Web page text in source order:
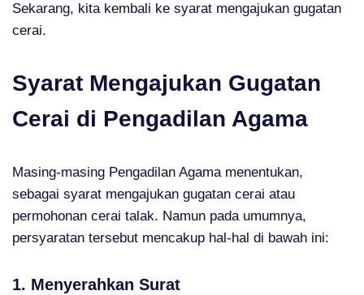
Sekarang, kita kembali ke syarat mengajukan gugatan
cerai.
Syarat Mengajukan Gugatan
Cerai di Pengadilan Agama
Masing-masing Pengadilan Agama menentukan,
sebagai syarat mengajukan gugatan cerai atau
permohonan cerai talak. Namun pada umumnya,
persyaratan tersebut mencakup hal-hal di bawah ini:
1. Menyerahkan Surat